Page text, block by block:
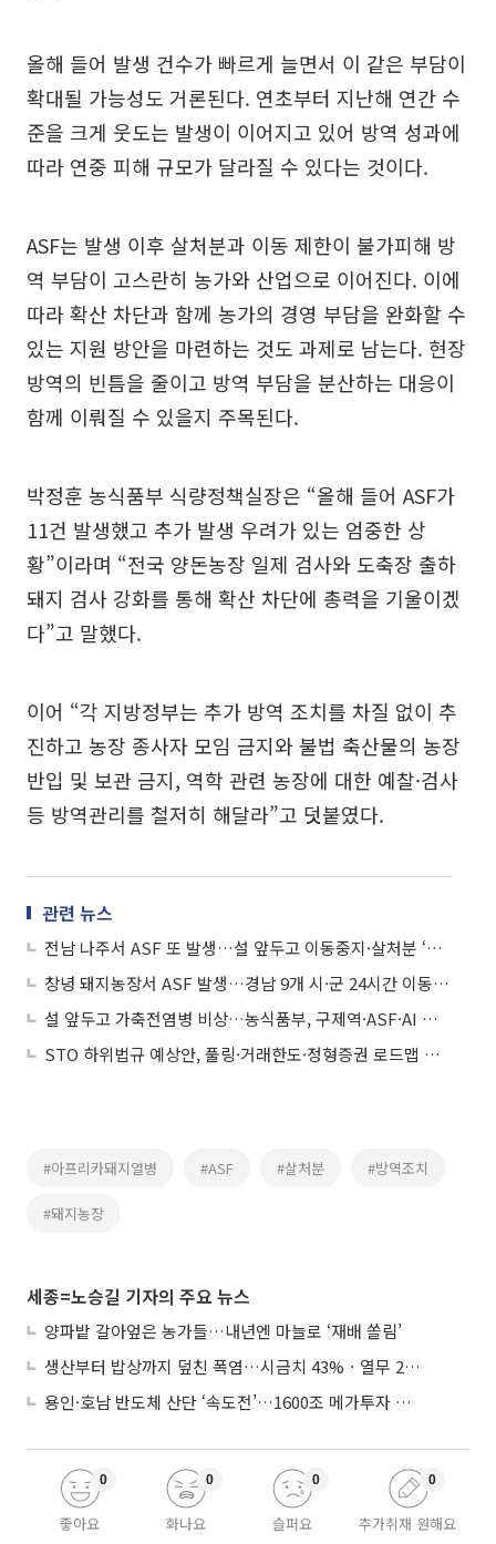
올해 들어 발생 건수가 빠르게 늘면서 이 같은 부담이
확대될 가능성도 거론된다. 연초부터 지난해 연간 수
준을 크게 웃도는 발생이 이어지고 있어 방역 성과에
따라 연중 피해 규모가 달라질 수 있다는 것이다.
ASF는 발생 이후 살처분과 이동 제한이 불가피해 방
역 부담이 고스란히 농가와 산업으로 이어진다. 이에
따라 확산 차단과 함께 농가의 경영 부담을 완화할 수
있는 지원 방안을 마련하는 것도 과제로 남는다. 현장
방역의 빈틈을 줄이고 방역 부담을 분산하는 대응이
함께 이뤄질 수 있을지 주목된다.
박정훈 농식품부 식량정책실장은 “올해 들어 ASF가
11건 발생했고 추가 발생 우려가 있는 엄중한 상
황”이라며 “전국 양돈농장 일제 검사와 도축장 출하
돼지 검사 강화를 통해 확산 차단에 총력을 기울이겠
다”고 말했다.
이어 “각 지방정부는 추가 방역 조치를 차질 없이 추
진하고 농장 종사자 모임 금지와 불법 축산물의 농장
반입 및 보관 금지, 역학 관련 농장에 대한 예찰·검사
등 방역관리를 철저히 해달라”고 덧붙였다.
관련 뉴스
전남 나주서 ASF 또 발생…설 앞두고 이동중지·살처분 ‘총력 방역’
창녕 돼지농장서 ASF 발생…경남 9개 시·군 24시간 이동중지
설 앞두고 가축전염병 비상…농식품부, 구제역·ASF·AI 총력 차단
STO 하위법규 예상안, 풀링·거래한도·정형증권 로드맵 제시
#아프리카돼지열병 #ASF #살처분 #방역조치
#돼지농장
세종=노승길 기자의 주요 뉴스
양파밭 갈아엎은 농가들…내년엔 마늘로 ‘재배 쏠림’
생산부터 밥상까지 덮친 폭염…시금치 43%ㆍ열무 28% 급등
용인·호남 반도체 산단 ‘속도전’…1600조 메가투자 이행 총력
좋아요
0
화나요
0
슬퍼요
0
추가취재 원해요
0